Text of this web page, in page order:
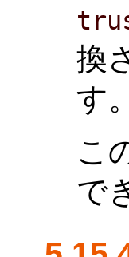
換
す。
こ
で